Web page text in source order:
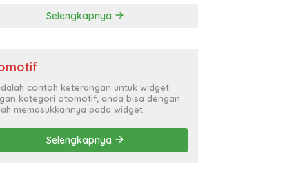
Selengkapnya
contoh keterangan untuk widget
kategori otomotif, anda bisa dengan
memasukkannya pada widget.
Selengkapnya